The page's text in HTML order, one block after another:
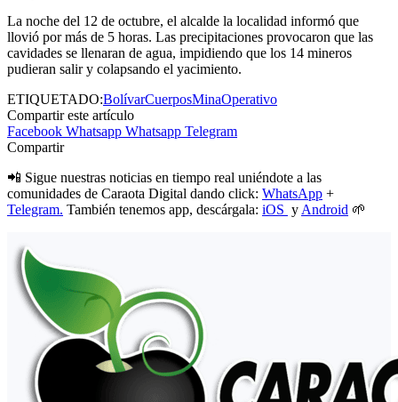
La noche del 12 de octubre, el alcalde la localidad informó que
llovió por más de 5 horas. Las precipitaciones provocaron que las
cavidades se llenaran de agua, impidiendo que los 14 mineros
pudieran salir y colapsando el yacimiento.
ETIQUETADO:BolívarCuerposMinaOperativo
Compartir este artículo
Facebook Whatsapp Whatsapp Telegram
Compartir
📲 Sigue nuestras noticias en tiempo real uniéndote a las
comunidades de Caraota Digital dando click: WhatsApp +
Telegram. También tenemos app, descárgala: iOS yAndroid 🌱